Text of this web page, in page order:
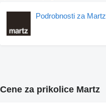
Podrobnosti za Martz
Cene za prikolice Martz